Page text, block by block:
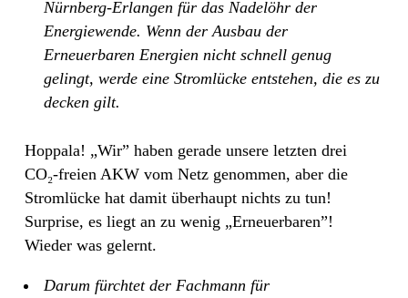
Nürnberg-Erlangen für das Nadelöhr der
Energiewende. Wenn der Ausbau der
Erneuerbaren Energien nicht schnell genug
gelingt, werde eine Stromlücke entstehen, die es zu
decken gilt.
Hoppala! „Wir” haben gerade unsere letzten drei
CO₂-freien AKW vom Netz genommen, aber die
Stromlücke hat damit überhaupt nichts zu tun!
Surprise, es liegt an zu wenig „Erneuerbaren”!
Wieder was gelernt.
Darum fürchtet der Fachmann für